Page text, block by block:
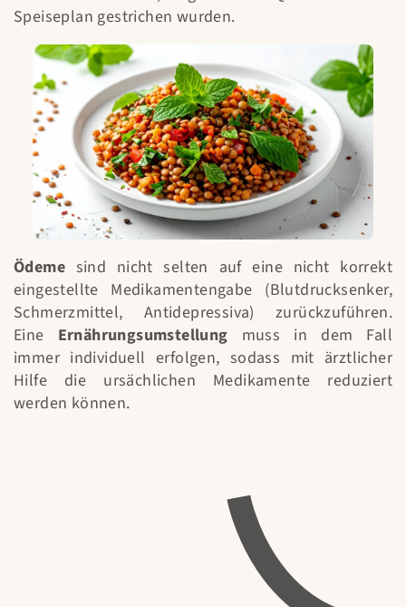
Speiseplan gestrichen wurden.
Ödeme sind nicht selten auf eine nicht korrekt
eingestellte Medikamentengabe (Blutdrucksenker,
Schmerzmittel, Antidepressiva) zurückzuführen.
Eine Ernährungsumstellung muss in dem Fall
immer individuell erfolgen, sodass mit ärztlicher
Hilfe die ursächlichen Medikamente reduziert
werden können.